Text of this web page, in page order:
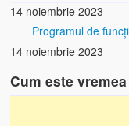
14 noiembrie 2023
Programul de
14 noiembrie 2023
Cum este